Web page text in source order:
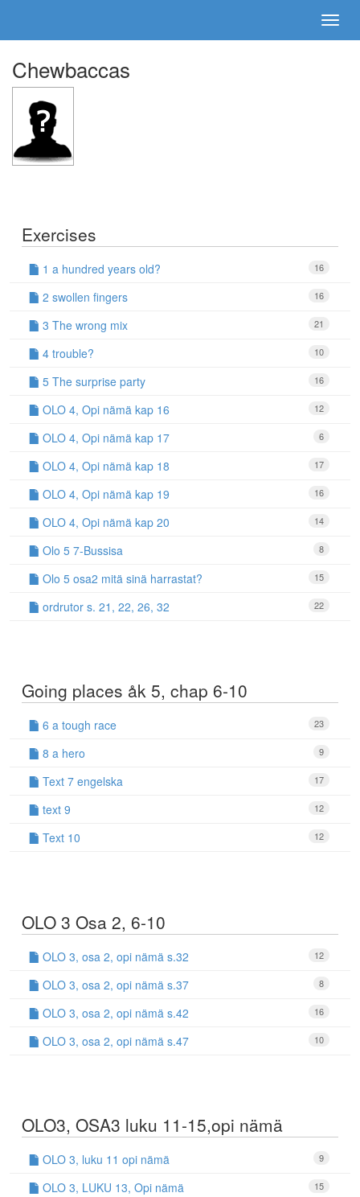
Chewbaccas
Exercises
16
1 a hundred years old?
16
2 swollen fingers
21
3 The wrong mix
10
4 trouble?
16
5 The surprise party
12
OLO 4, Opi nämä kap 16
6
OLO 4, Opi nämä kap 17
17
OLO 4, Opi nämä kap 18
16
OLO 4, Opi nämä kap 19
14
OLO 4, Opi nämä kap 20
8
Olo 5 7-Bussisa
15
Olo 5 osa2 mitä sinä harrastat?
22
ordrutor s. 21, 22, 26, 32
Going places åk 5, chap 6-10
23
6 a tough race
9
8 a hero
17
Text 7 engelska
12
text 9
12
Text 10
OLO 3 Osa 2, 6-10
12
OLO 3, osa 2, opi nämä s.32
8
OLO 3, osa 2, opi nämä s.37
16
OLO 3, osa 2, opi nämä s.42
10
OLO 3, osa 2, opi nämä s.47
OLO3, OSA3 luku 11-15,opi nämä
9
OLO 3, luku 11 opi nämä
15
OLO 3, LUKU 13, Opi nämä